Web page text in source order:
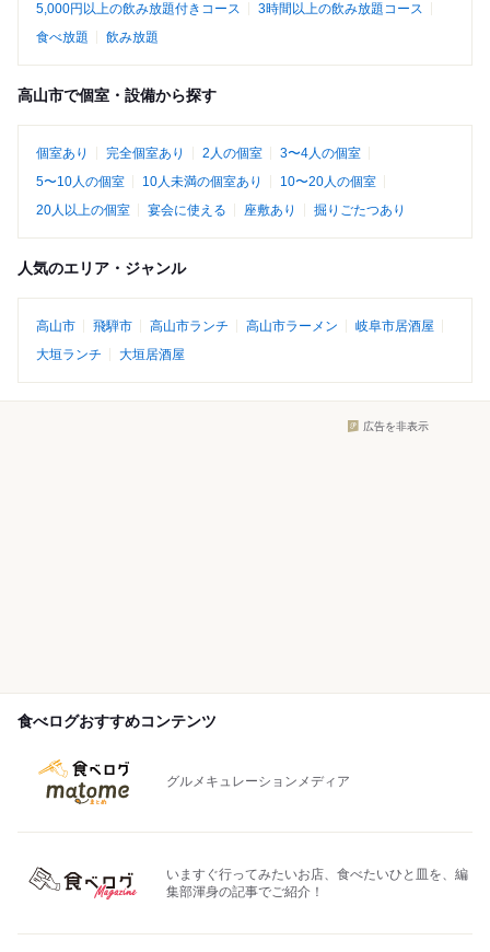
5,000円以上の飲み放題付きコース
3時間以上の飲み放題コース
食べ放題
飲み放題
高山市で個室・設備から探す
個室あり 完全個室あり 2人の個室
3〜4人の個室
5〜10人の個室
10人未満の個室あり
10〜20人の個室
20人以上の個室
宴会に使える 座敷あり 掘りごたつあり
人気のエリア・ジャンル
高山市 飛騨市 高山市ランチ 高山市ラーメン
岐阜市居酒屋
大垣ランチ
大垣居酒屋
広告を非表示
食べログおすすめコンテンツ
グルメキュレーションメディア
いますぐ行ってみたいお店、食べたいひと皿を、編
集部渾身の記事でご紹介！